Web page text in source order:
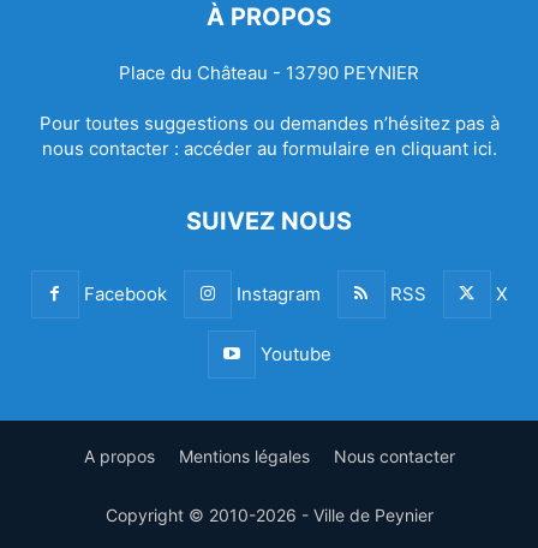
À PROPOS
Place du Château - 13790 PEYNIER
Pour toutes suggestions ou demandes n’hésitez pas à
nous contacter : accéder au formulaire en cliquant ici.
SUIVEZ NOUS
Facebook Instagram RSS X
Youtube
A propos Mentions légales Nous contacter
Copyright © 2010-2026 - Ville de Peynier